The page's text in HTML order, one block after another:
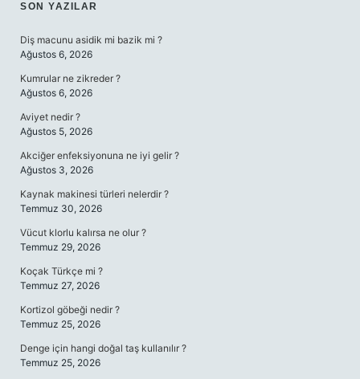
SIDEBAR
SON YAZILAR
Diş macunu asidik mi bazik mi ?
Ağustos 6, 2026
Kumrular ne zikreder ?
Ağustos 6, 2026
Aviyet nedir ?
Ağustos 5, 2026
Akciğer enfeksiyonuna ne iyi gelir ?
Ağustos 3, 2026
Kaynak makinesi türleri nelerdir ?
Temmuz 30, 2026
Vücut klorlu kalırsa ne olur ?
Temmuz 29, 2026
Koçak Türkçe mi ?
Temmuz 27, 2026
Kortizol göbeği nedir ?
Temmuz 25, 2026
Denge için hangi doğal taş kullanılır ?
Temmuz 25, 2026